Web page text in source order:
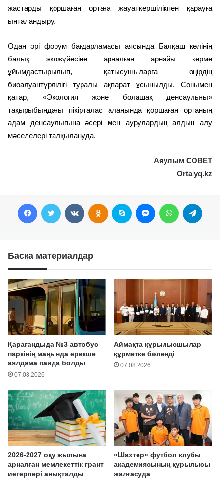
жастарды қоршаған ортаға жауапкершілікпен қарауға
ынталандыру.
Одан әрі форум бағдарламасы аясында Балқаш көлінің
балық экожүйесіне арналған арнайы көрме
ұйымдастырылып, қатысушыларға өңірдің
биоалуантүрлілігі туралы ақпарат ұсынылды. Сонымен
қатар, «Экология және болашақ денсаулығы»
тақырыбындағы пікірталас алаңында қоршаған ортаның
адам денсаулығына әсері мен аурулардың алдын алу
мәселелері талқылануда.
Аяулым СОВЕТ
Ortalyq.kz
Басқа материалдар
Қарағандыда №3 автобус
паркінің маңында ерекше
аялдама пайда болды
07.08.2026
Аймақта құрылысшылар
құрметке бөленді
07.08.2026
2026-2027 оқу жылына
арналған мемлекеттік грант
иегерлері анықталды
«Шахтер» футбол клубы
академиясының құрылысы
жалғасуда